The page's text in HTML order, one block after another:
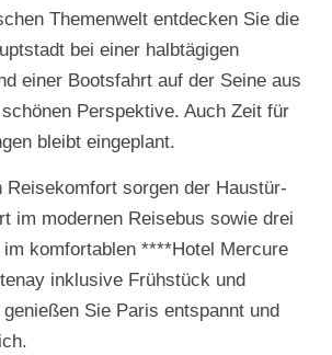
Themenwelt entdecken Sie die
bei einer halbtägigen
einer Bootsfahrt auf der Seine aus
Perspektive. Auch Zeit für
bleibt eingeplant.
Reisekomfort sorgen der Haustür-
im modernen Reisebus sowie drei
im komfortablen ****Hotel Mercure
inklusive Frühstück und
Sie Paris entspannt und